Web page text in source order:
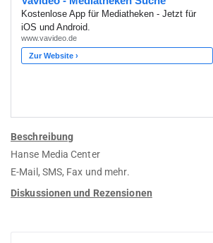
Beschreibung
Hanse Media Center
E-Mail, SMS, Fax und mehr.
Diskussionen und Rezensionen